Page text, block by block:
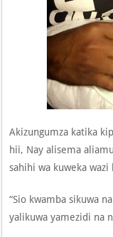
Akizungumza katika
hii, Nay alisema
sahihi wa kuweka
“Sio kwamba sikuwa
yalikuwa yamezidi na